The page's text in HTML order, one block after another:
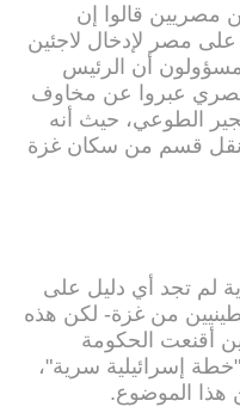
مصريين قالوا إن
مصر لإدخال لاجئين
أن الرئيس
عبروا عن مخاوف
الطوعي، حيث أنه
نقل قسم من سكان غزة
لم تجد أي دليل على
من غزة- لكن هذه
أقنعت الحكومة
"خطة إسرائيلية سرية"،
الموضوع.